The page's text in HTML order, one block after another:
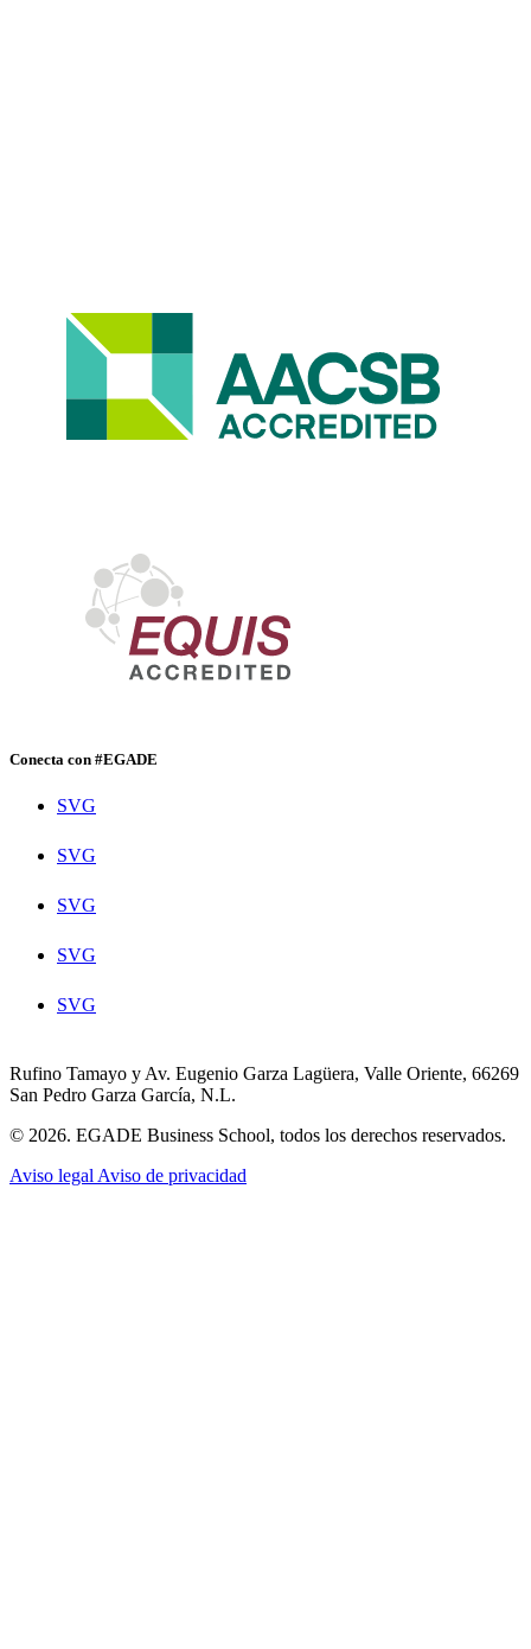
Conecta con #EGADE
SVG
SVG
SVG
SVG
SVG
Rufino Tamayo y Av. Eugenio Garza Lagüera, Valle Oriente, 66269
San Pedro Garza García, N.L.
© 2026. EGADE Business School, todos los derechos reservados.
Aviso legal Aviso de privacidad